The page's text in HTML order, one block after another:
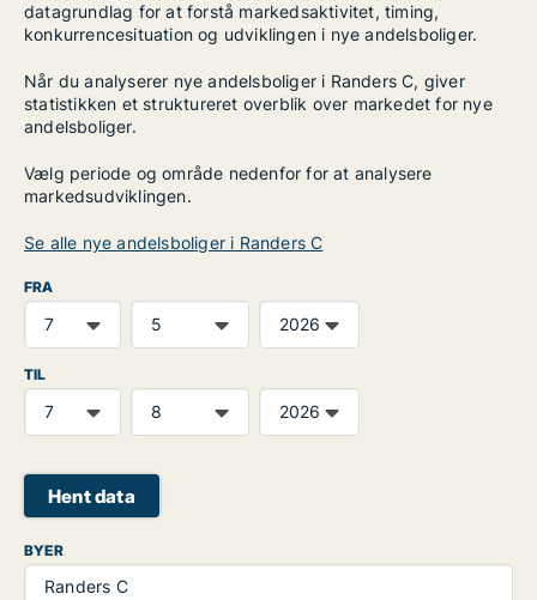
datagrundlag for at forstå markedsaktivitet, timing,
konkurrencesituation og udviklingen i nye andelsboliger.
Når du analyserer nye andelsboliger i Randers C, giver
statistikken et struktureret overblik over markedet for nye
andelsboliger.
Vælg periode og område nedenfor for at analysere
markedsudviklingen.
Se alle nye andelsboliger i Randers C
FRA
TIL
Hent data
BYER
Randers C